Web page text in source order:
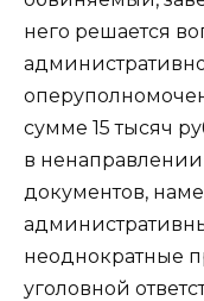
него решается
сумме 15 тысяч
в
документов,
неоднократные
уголовной